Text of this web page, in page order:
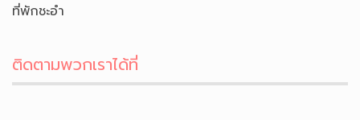
ที่พักชะอำ
ติดตามพวกเราได้ที่